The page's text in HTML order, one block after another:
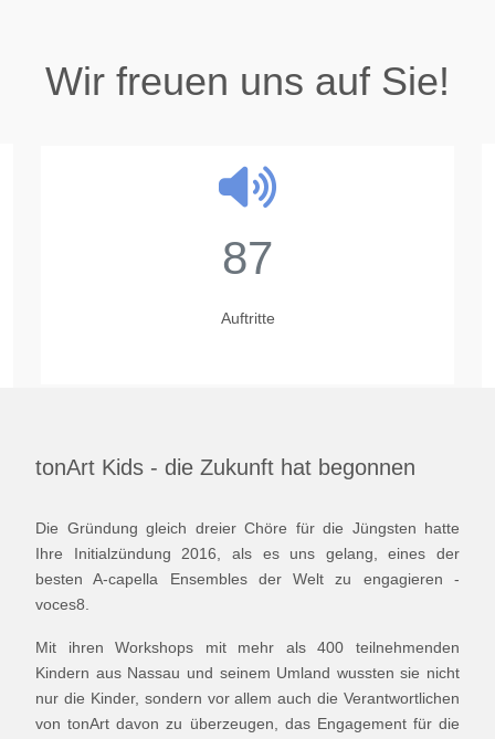
Wir freuen uns auf Sie!
87
Auftritte
tonArt Kids - die Zukunft hat begonnen
Die Gründung gleich dreier Chöre für die Jüngsten hatte
Ihre Initialzündung 2016, als es uns gelang, eines der
besten A-capella Ensembles der Welt zu engagieren -
voces8.
Mit ihren Workshops mit mehr als 400 teilnehmenden
Kindern aus Nassau und seinem Umland wussten sie nicht
nur die Kinder, sondern vor allem auch die Verantwortlichen
von tonArt davon zu überzeugen, das Engagement für die